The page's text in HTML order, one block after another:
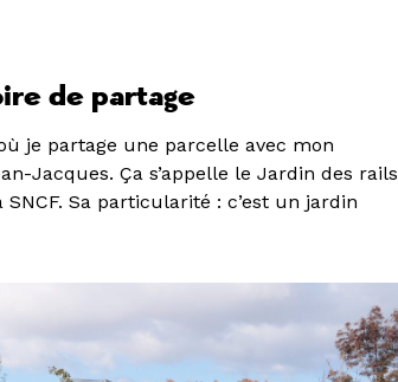
de partage
je partage une parcelle avec mon
Jacques. Ça s’appelle le Jardin des rails
Sa particularité : c’est un jardin